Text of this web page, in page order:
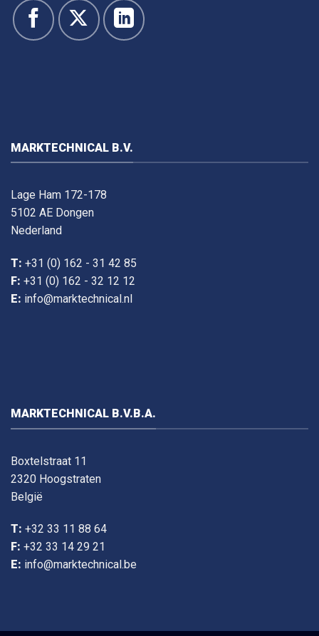
MARKTECHNICAL B.V.
Lage Ham 172-178
5102 AE Dongen
Nederland
T: +31 (0) 162 - 31 42 85
F: +31 (0) 162 - 32 12 12
E: info@marktechnical.nl
MARKTECHNICAL B.V.B.A.
Boxtelstraat 11
2320 Hoogstraten
België
T: +32 33 11 88 64
F: +32 33 14 29 21
E: info@marktechnical.be